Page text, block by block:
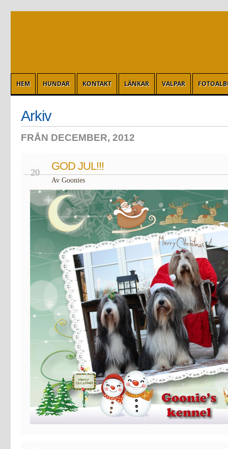
HEM HUNDAR KONTAKT LÄNKAR VALPAR
Arkiv
FRÅN DECEMBER, 2012
20 GOD JUL!!!
Av Goonies